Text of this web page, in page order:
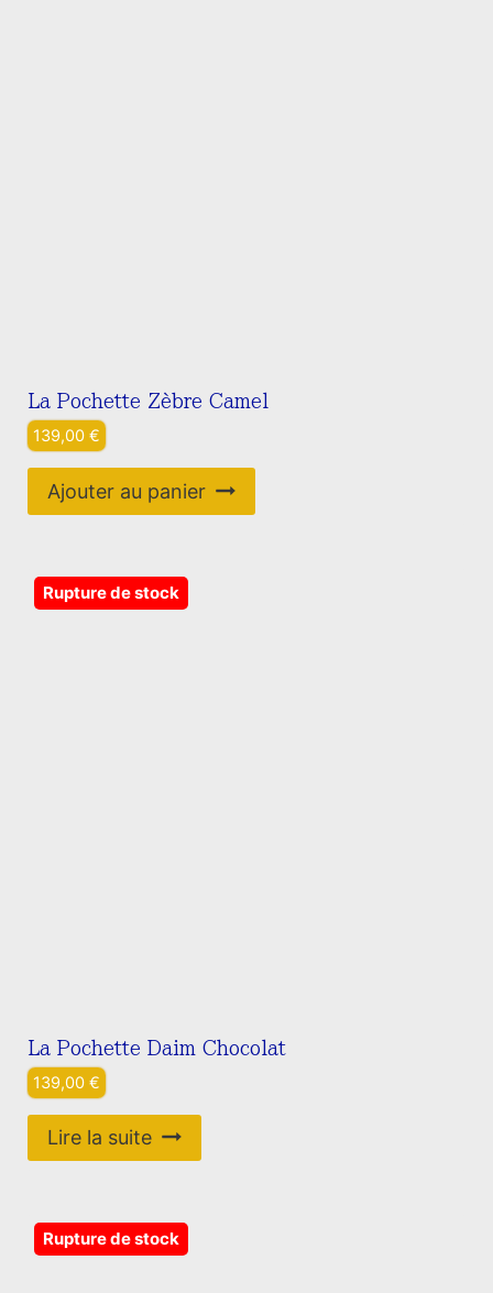
La Pochette Zèbre Camel
139,00 €
Ajouter au panier
Rupture de stock
La Pochette Daim Chocolat
139,00 €
Lire la suite
Rupture de stock